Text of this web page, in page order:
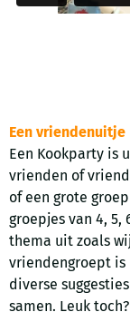
Een vriendenuitje
Een Kookparty is
vrienden of
of een grote
groepjes van 4, 5,
thema uit zoals
vriendengroept is
diverse
samen. Leuk toch?